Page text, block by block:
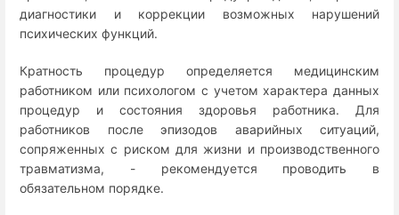
диагностики и коррекции возможных нарушений
психических функций.
Кратность процедур определяется медицинским
работником или психологом с учетом характера данных
процедур и состояния здоровья работника. Для
работников после эпизодов аварийных ситуаций,
сопряженных с риском для жизни и производственного
травматизма, - рекомендуется проводить в
обязательном порядке.